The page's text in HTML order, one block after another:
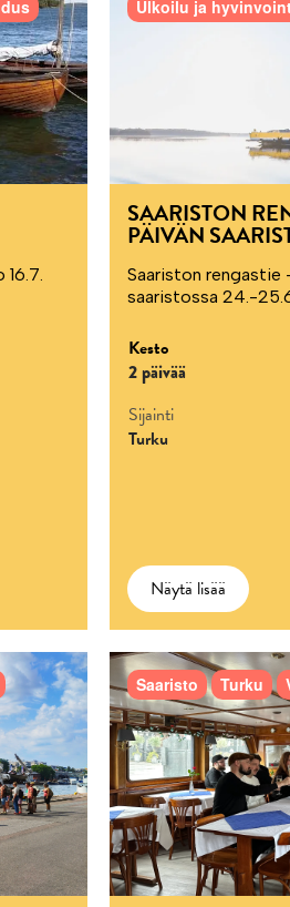
Ulkoilu ja
SAARISTON
PÄIVÄN
Saariston rengastie
saaristossa 24.-
Kesto
2 päivää
Sijainti
Turku
Näytä lisää
Saaristo Turku